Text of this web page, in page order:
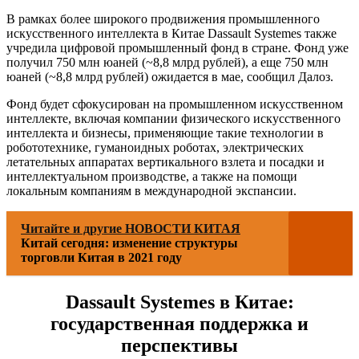
В рамках более широкого продвижения промышленного
искусственного интеллекта в Китае Dassault Systemes также
учредила цифровой промышленный фонд в стране. Фонд уже
получил 750 млн юаней (~8,8 млрд рублей), а еще 750 млн
юаней (~8,8 млрд рублей) ожидается в мае, сообщил Далоз.
Фонд будет сфокусирован на промышленном искусственном
интеллекте, включая компании физического искусственного
интеллекта и бизнесы, применяющие такие технологии в
робототехнике, гуманоидных роботах, электрических
летательных аппаратах вертикального взлета и посадки и
интеллектуальном производстве, а также на помощи
локальным компаниям в международной экспансии.
Читайте и другие НОВОСТИ КИТАЯ
Китай сегодня: изменение структуры
торговли Китая в 2021 году
Dassault Systemes в Китае:
государственная поддержка и
перспективы